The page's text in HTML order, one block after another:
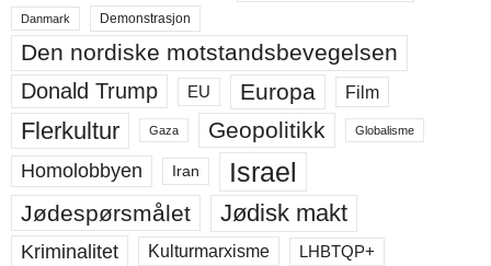
Danmark Demonstrasjon
Den nordiske motstandsbevegelsen
Donald Trump EU Europa Film
Flerkultur Gaza Geopolitikk Globalisme
Homolobbyen Iran Israel
Jødespørsmålet Jødisk makt
Kriminalitet Kulturmarxisme LHBTQP+